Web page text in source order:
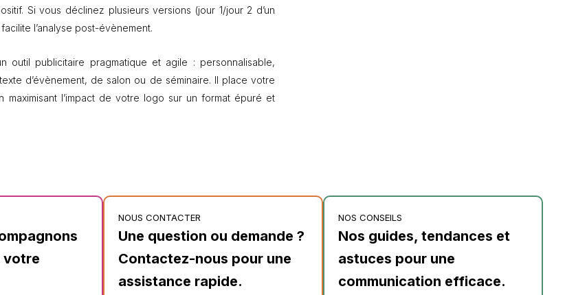
Si vous déclinez plusieurs versions (jour 1/jour 2 d’un
l’analyse post-évènement.
outil publicitaire pragmatique et agile : personnalisable,
d’évènement, de salon ou de séminaire. Il place votre
l’impact de votre logo sur un format épuré et
votre
NOUS CONTACTER
Une question ou demande ?
Contactez-nous pour une
assistance rapide.
NOS CONSEILS
Nos guides, tendances et
astuces pour une
communication efficace.